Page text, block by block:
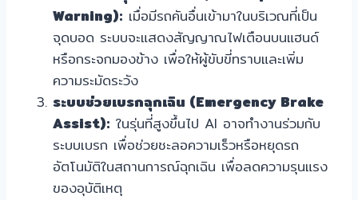
Warning): เมื่อมีรถคันอื่นเข้ามาในบริเวณที่เป็น
จุดบอด ระบบจะแสดงสัญญาณไฟเตือนบนแฮนด์
หรือกระจกมองข้าง เพื่อให้ผู้ขับขี่ทราบและเพิ่ม
ความระมัดระวัง
ระบบช่วยเบรกฉุกเฉิน (Emergency Brake
Assist): ในรุ่นที่สูงขึ้นไป AI อาจทำงานร่วมกับ
ระบบเบรก เพื่อช่วยชะลอความเร็วหรือหยุดรถ
อัตโนมัติในสถานการณ์ฉุกเฉิน เพื่อลดความรุนแรง
ของอุบัติเหตุ